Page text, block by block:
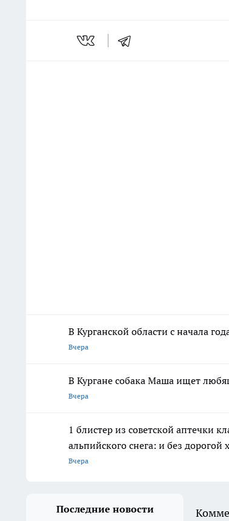
В Курганской области с начала
Вчера
В Кургане собака Маша ищет
Вчера
1 блистер из советской аптечки
альпийского снега: и без дорогой
Вчера
Последние новости